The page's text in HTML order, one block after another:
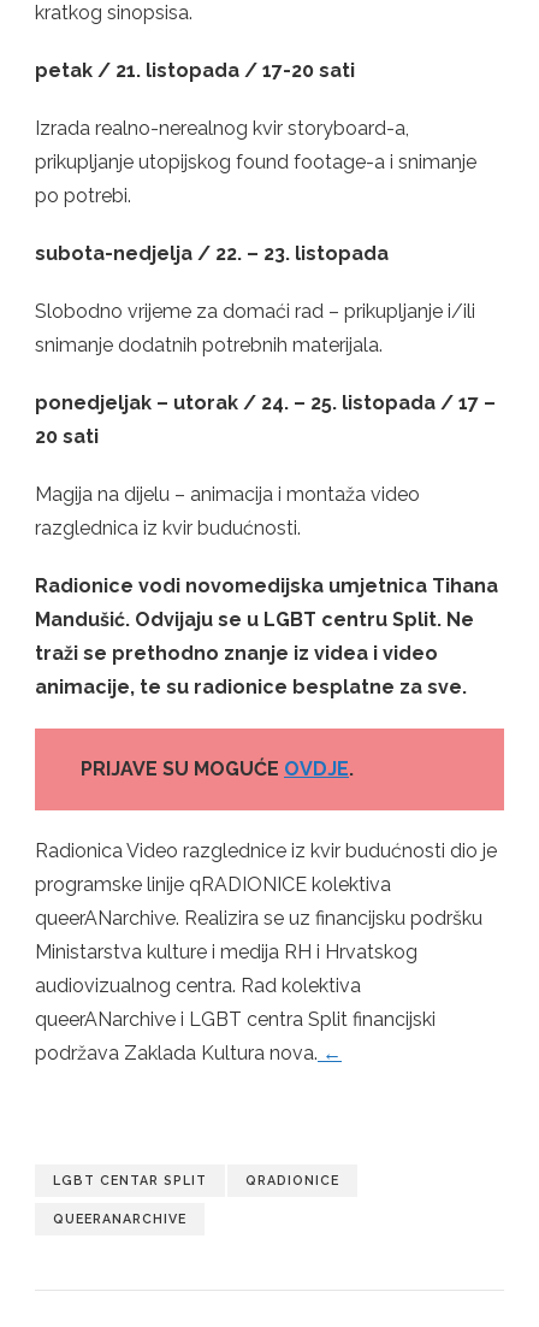
kratkog sinopsisa.
petak / 21. listopada / 17-20 sati
Izrada realno-nerealnog kvir storyboard-a,
prikupljanje utopijskog found footage-a i snimanje
po potrebi.
subota-nedjelja / 22. – 23. listopada
Slobodno vrijeme za domaći rad – prikupljanje i/ili
snimanje dodatnih potrebnih materijala.
ponedjeljak – utorak / 24. – 25. listopada / 17 –
20 sati
Magija na dijelu – animacija i montaža video
razglednica iz kvir budućnosti.
Radionice vodi novomedijska umjetnica Tihana
Mandušić. Odvijaju se u LGBT centru Split. Ne
traži se prethodno znanje iz videa i video
animacije, te su radionice besplatne za sve.
PRIJAVE SU MOGUĆE OVDJE.
Radionica Video razglednice iz kvir budućnosti dio je
programske linije qRADIONICE kolektiva
queerANarchive. Realizira se uz financijsku podršku
Ministarstva kulture i medija RH i Hrvatskog
audiovizualnog centra. Rad kolektiva
queerANarchive i LGBT centra Split financijski
podržava Zaklada Kultura nova. ←
LGBT CENTAR SPLIT QRADIONICE
QUEERANARCHIVE